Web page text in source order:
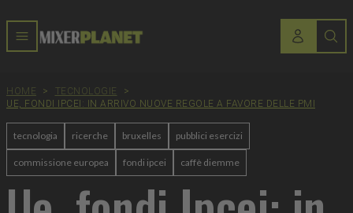
HOME > TECNOLOGIE
>
UE, FONDI IPCEI: IN ARRIVO NUOVE REGOLE A FAVORE DELLE PMI
tecnologia ricerche bruxelles pubblici esercizi
commissione europea fondi ipcei caffè diemme